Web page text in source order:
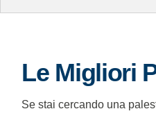
Le Migliori
Se stai cercando una